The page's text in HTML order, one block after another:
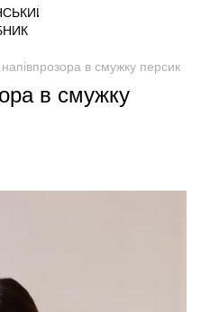
в смужку персик
в смужку